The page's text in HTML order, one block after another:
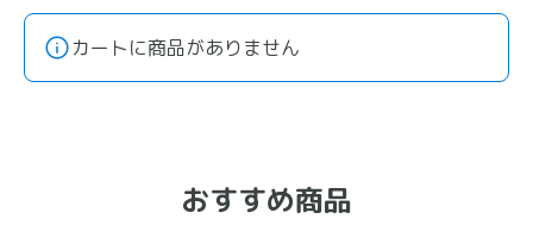
カートに商品がありません
おすすめ商品